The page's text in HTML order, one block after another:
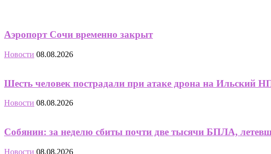
Аэропорт Сочи временно закрыт
Новости 08.08.2026
Шесть человек пострадали при атаке дрона на Ильский
Новости 08.08.2026
Собянин: за неделю сбиты почти две тысячи БПЛА,
Новости 08.08.2026